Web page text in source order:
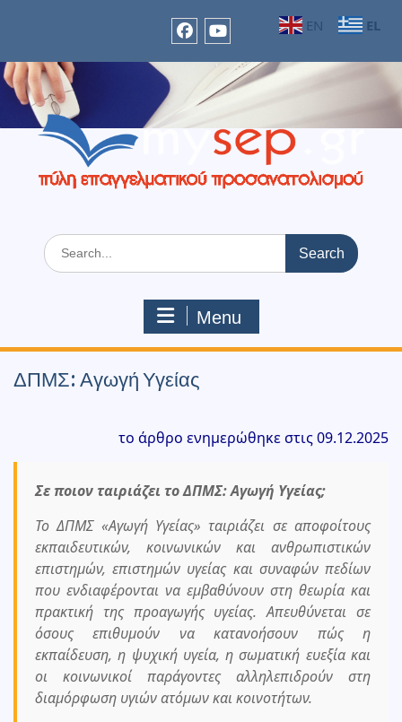
Search
for:
Menu
ΔΠΜΣ: Αγωγή Υγείας
το άρθρο ενημερώθηκε στις 09.12.2025
Σε ποιον ταιριάζει τοΔΠΜΣ: Αγωγή Υγείας;
Το ΔΠΜΣ «Αγωγή Υγείας» ταιριάζει σε αποφοίτους
εκπαιδευτικών, κοινωνικών και ανθρωπιστικών
επιστημών, επιστημών υγείας και συναφών πεδίων
που ενδιαφέρονται να εμβαθύνουν στη θεωρία και
πρακτική της προαγωγής υγείας. Απευθύνεται σε
όσους επιθυμούν να κατανοήσουν πώς η
εκπαίδευση, η ψυχική υγεία, η σωματική ευεξία και
οι κοινωνικοί παράγοντες αλληλεπιδρούν στη
διαμόρφωση υγιών ατόμων και κοινοτήτων.
EN EL